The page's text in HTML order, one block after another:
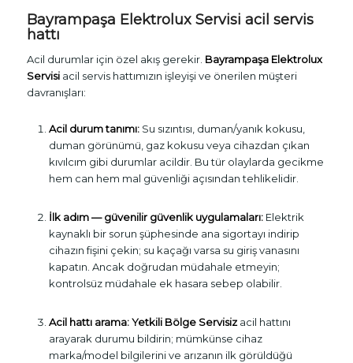
Bayrampaşa Elektrolux Servisi acil servis
hattı
Acil durumlar için özel akış gerekir. Bayrampaşa Elektrolux
Servisiacil servis hattımızın işleyişi ve önerilen müşteri
davranışları:
Acil durum tanımı:Su sızıntısı, duman/yanık kokusu,
duman görünümü, gaz kokusu veya cihazdan çıkan
kıvılcım gibi durumlar acildir. Bu tür olaylarda gecikme
hem can hem mal güvenliği açısından tehlikelidir.
İlk adım — güvenilir güvenlik uygulamaları:Elektrik
kaynaklı bir sorun şüphesinde ana sigortayı indirip
cihazın fişini çekin; su kaçağı varsa su giriş vanasını
kapatın. Ancak doğrudan müdahale etmeyin;
kontrolsüz müdahale ek hasara sebep olabilir.
Acil hattı arama: Yetkili Bölge Servisizacil hattını
arayarak durumu bildirin; mümkünse cihaz
marka/model bilgilerini ve arızanın ilk görüldüğü